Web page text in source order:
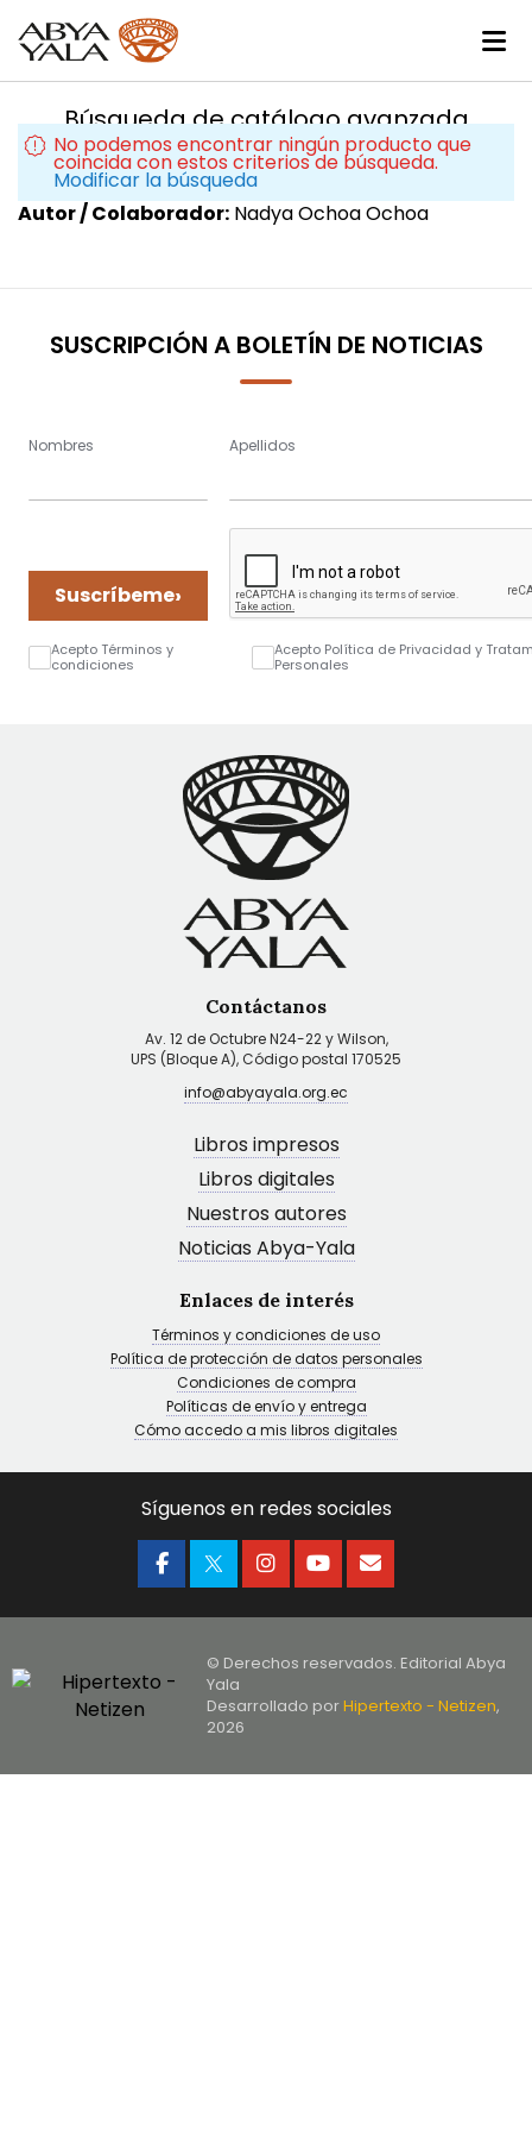
Búsqueda de catálogo avanzada
No podemos encontrar ningún producto que
coincida con estos criterios de búsqueda.
Modificar la búsqueda
Autor / Colaborador: Nadya Ochoa Ochoa
SUSCRIPCIÓN A BOLETÍN DE NOTICIAS
Nombres Apellidos
Suscríbeme›
Acepto Términos y
condiciones
Acepto Política de Privacidad y
Personales
Contáctanos
Av. 12 de Octubre N24-22 y Wilson,
UPS (Bloque A), Código postal 170525
info@abyayala.org.ec
Libros impresos
Libros digitales
Nuestros autores
Noticias Abya-Yala
Enlaces de interés
Términos y condiciones de uso
Política de protección de datos personales
Condiciones de compra
Políticas de envío y entrega
Cómo accedo a mis libros digitales
Síguenos en redes sociales
© Derechos reservados. Editorial Abya
Yala
Desarrollado porHipertexto - Netizen,
2026